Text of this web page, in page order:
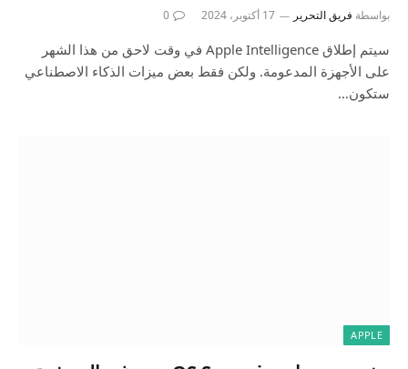
بواسطة فريق التحرير 17 أكتوبر، 2024 0
سيتم إطلاق Apple Intelligence في وقت لاحق من هذا الشهر
على الأجهزة المدعومة. ولكن فقط بعض ميزات الذكاء الاصطناعي
ستكون…
APPLE